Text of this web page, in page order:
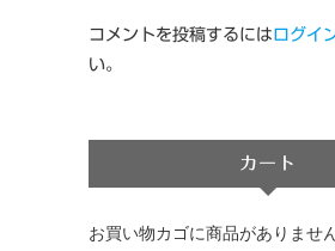
コメントを投稿するにはログイ
い。
カート
お買い物カゴに商品がありません